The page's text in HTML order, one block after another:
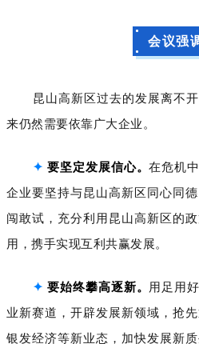
会议强
昆山高新区过去的发展离不
来仍然需要依靠广大企业。
✦要坚定发展信心。在危机
企业要坚持与昆山高新区同心同
闯敢试，充分利用昆山高新区的
用，携手实现互利共赢发展。
✦要始终攀高逐新。 用足用
业新赛道，开辟发展新领域，抢
银发经济等新业态，加快发展新